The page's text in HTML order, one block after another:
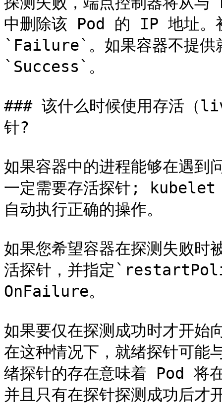
中删除该 Pod 的 IP 地址。
`Failure`。如果容器不提供
`Success`。
### 该什么时候使用存活（
针?
如果容器中的进程能够在遇到
一定需要存活探针;
自动执行正确的操作。
如果您希望容器在探测失败时
活探针，并指定
OnFailure。
如果要仅在探测成功时才开
在这种情况下，就绪探针可
绪探针的存在意味着 Pod 将
并且只有在探针探测成功后才